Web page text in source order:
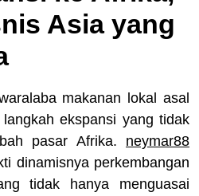
Asia yang
makanan lokal asal
ekspansi yang tidak
pasar Afrika. neymar88
dinamisnya perkembangan
tidak hanya menguasai